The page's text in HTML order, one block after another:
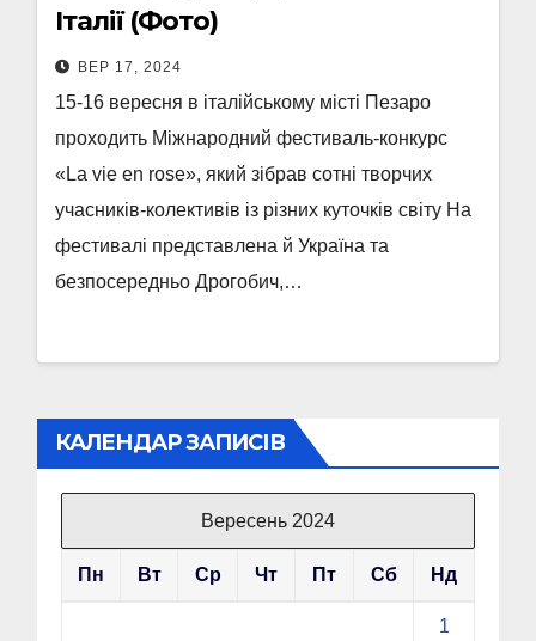
Італії (Фото)
ВЕР 17, 2024
15-16 вересня в італійському місті Пезаро
проходить Міжнародний фестиваль-конкурс
«La vie en rose», який зібрав сотні творчих
учасників-колективів із різних куточків світу На
фестивалі представлена й Україна та
безпосередньо Дрогобич,…
КАЛЕНДАР ЗАПИСІВ
Вересень 2024
Пн Вт Ср Чт Пт Сб Нд
1